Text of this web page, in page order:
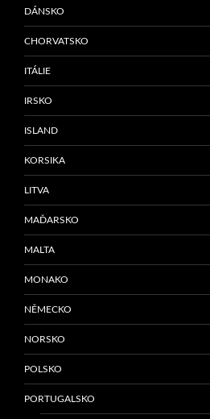
DÁNSKO
CHORVATSKO
ITÁLIE
IRSKO
ISLAND
KORSIKA
LITVA
MAĎARSKO
MALTA
MONAKO
NĚMECKO
NORSKO
POLSKO
PORTUGALSKO